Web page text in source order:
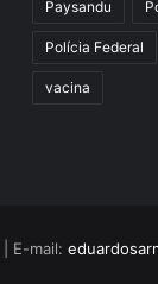
Paysandu
Polícia Federal
vacina
| E-mail: